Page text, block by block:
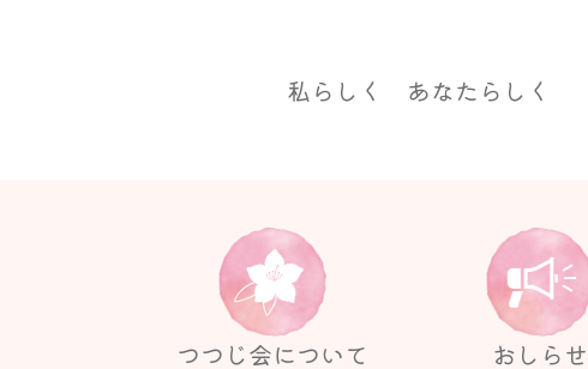
私らしく あなたらしく
つつじ会について おしらせ